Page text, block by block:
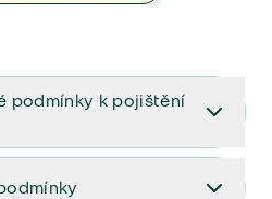
podmínky k pojištění
podmínky a vše důležité ke